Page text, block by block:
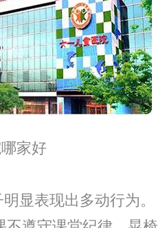
家好
表现出多动行为。